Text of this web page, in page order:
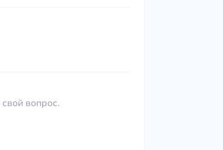
вопрос.